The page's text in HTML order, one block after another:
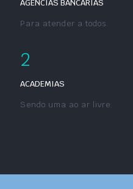
AGÊNCIAS BANCÁRIAS
Para atender a todos.
2
ACADEMIAS
Sendo uma ao ar livre.